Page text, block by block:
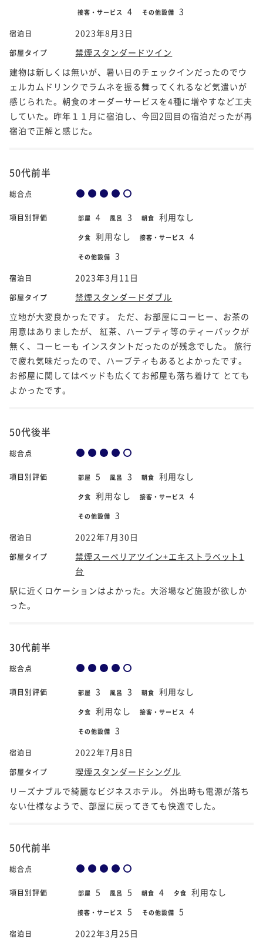
接客・サービス 4 その他設備 3
宿泊日 2023年8月3日
部屋タイプ
禁煙スタンダードツイン
建物は新しくは無いが、暑い日のチェックインだったのでウ
ェルカムドリンクでラムネを振る舞ってくれるなど気遣いが
感じられた。朝食のオーダーサービスを4種に増やすなど工夫
していた。昨年１１月に宿泊し、今回2回目の宿泊だったが再
宿泊で正解と感じた。
50代前半
総合点
項目別評価 部屋 4 風呂 3 朝食 利用なし
夕食 利用なし 接客・サービス 4
その他設備 3
宿泊日 2023年3月11日
部屋タイプ
禁煙スタンダードダブル
立地が大変良かったです。 ただ、お部屋にコーヒー、お茶の
用意はありましたが、 紅茶、ハーブティ等のティーパックが
無く、コーヒーも インスタントだったのが残念でした。 旅行
で疲れ気味だったので、ハーブティもあるとよかったです。
お部屋に関してはベッドも広くてお部屋も落ち着けて とても
よかったです。
50代後半
総合点
項目別評価 部屋 5 風呂 3 朝食 利用なし
夕食 利用なし 接客・サービス 4
その他設備 3
宿泊日 2022年7月30日
部屋タイプ
禁煙スーペリアツイン+エキストラベット1
台
駅に近くロケーションはよかった。大浴場など施設が欲しか
った。
30代前半
総合点
項目別評価 部屋 3 風呂 3 朝食 利用なし
夕食 利用なし 接客・サービス 4
その他設備 3
宿泊日 2022年7月8日
部屋タイプ
喫煙スタンダードシングル
リーズナブルで綺麗なビジネスホテル。 外出時も電源が落ち
ない仕様なようで、部屋に戻ってきても快適でした。
50代前半
総合点
項目別評価 部屋 5 風呂 5 朝食 4 夕食 利用なし
接客・サービス 5 その他設備 5
宿泊日 2022年3月25日